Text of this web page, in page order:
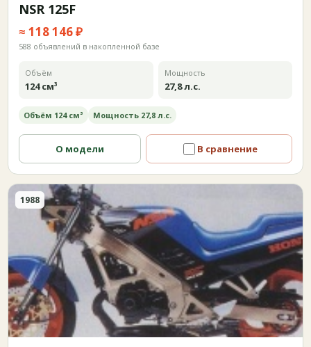
NSR 125F
≈ 118 146 ₽
588 объявлений в накопленной базе
Объём
124 см³
Мощность
27,8 л.с.
Объём 124 см³ Мощность 27,8 л.с.
О модели В сравнение
1988